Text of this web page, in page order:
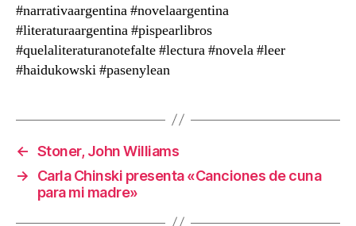
#narrativaargentina #novelaargentina
#literaturaargentina #pispearlibros
#quelaliteraturanotefalte #lectura #novela #leer
#haidukowski #pasenylean
← Stoner, John Williams
→
Carla Chinski presenta «Canciones de cuna
para mi madre»